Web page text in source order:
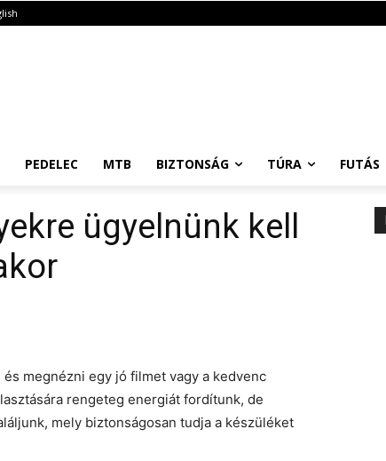
PEDELEC MTB BIZTONSÁG TÚRA FUTÁS
ügyelnünk kell
megnézni egy jó filmet vagy a kedvenc
rengeteg energiát fordítunk, de
mely biztonságosan tudja a készüléket